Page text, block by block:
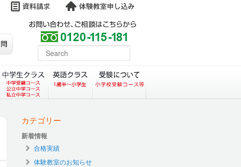
よくある質問
カテゴリー
新着情報
合格実績
体験教室のお知らせ